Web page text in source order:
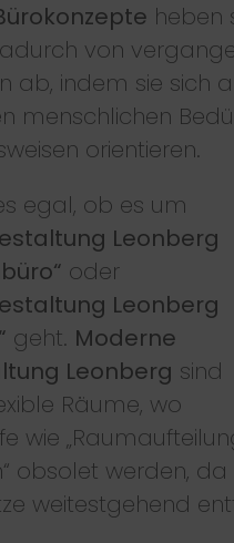
heben
von
ab, indem sie sich
menschlichen
orientieren.
egal, ob es um
Leonberg
oder
Leonberg
geht. Moderne
Leonberg sind
Räume, wo
wie
obsolet werden, da
weitestgehend